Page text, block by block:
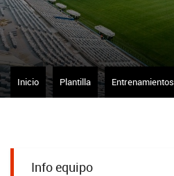
Inicio Plantilla Entrenamientos
Info equipo